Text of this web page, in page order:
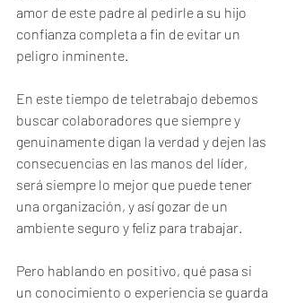
amor de este padre al pedirle a su hijo
confianza completa a fin de evitar un
peligro inminente.
En este tiempo de teletrabajo debemos
buscar colaboradores que siempre y
genuinamente digan la verdad y dejen las
consecuencias en las manos del líder,
será siempre lo mejor que puede tener
una organización, y así gozar de un
ambiente seguro y feliz para trabajar.
Pero hablando en positivo, qué pasa si
un conocimiento o experiencia se guarda